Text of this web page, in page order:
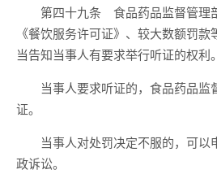
第四十九条 食品药品监督管理
《餐饮服务许可证》、较大数额罚
当告知当事人有要求举行听证的权利。
当事人要求听证的，食品药品监
证。
当事人对处罚决定不服的，可以
政诉讼。